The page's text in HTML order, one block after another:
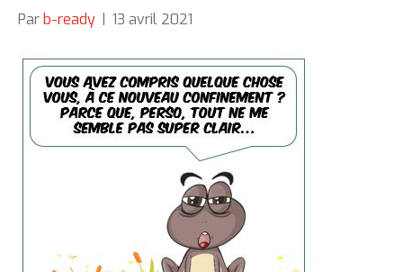
Par b-ready 13 avril 2021